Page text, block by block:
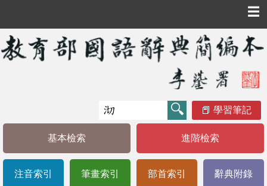
☰
學習筆記
基本檢索 進階檢索
注音索引 筆畫索引 部首索引 辭典附錄